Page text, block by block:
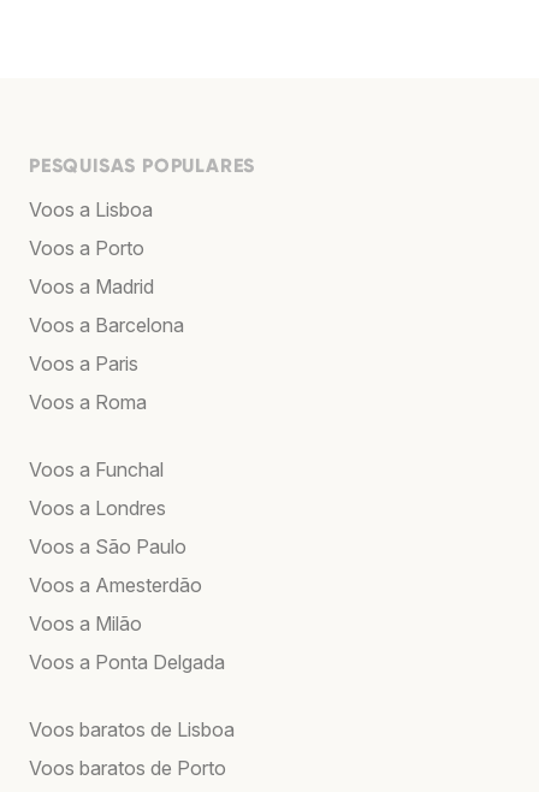
PESQUISAS POPULARES
Voos a Lisboa
Voos a Porto
Voos a Madrid
Voos a Barcelona
Voos a Paris
Voos a Roma
Voos a Funchal
Voos a Londres
Voos a São Paulo
Voos a Amesterdão
Voos a Milão
Voos a Ponta Delgada
Voos baratos de Lisboa
Voos baratos de Porto